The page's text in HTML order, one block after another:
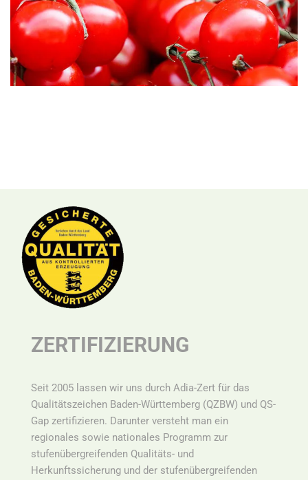
ZERTIFIZIERUNG
Seit 2005 lassen wir uns durch Adia-Zert für das
Qualitätszeichen Baden-Württemberg (QZBW) und QS-
Gap zertifizieren. Darunter versteht man ein
regionales sowie nationales Programm zur
stufenübergreifenden Qualitäts- und
Herkunftssicherung und der stufenübergreifenden